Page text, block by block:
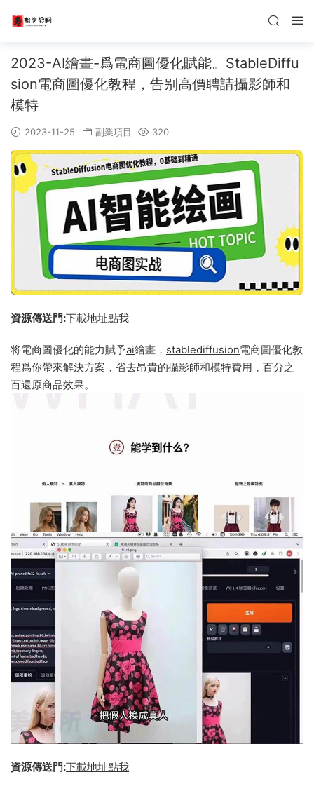
2023-AI繪畫-爲電商圖優化賦能。StableDiffu
sion電商圖優化教程，告别高價聘請攝影師和
模特
2023-11-25 副業項目 320
資源傳送門:下載地址點我
将電商圖優化的能力賦予ai繪畫， stablediffusion電商圖優化教
程爲你帶來解決方案，省去昂貴的攝影師和模特費用，百分之
百還原商品效果。
資源傳送門:下載地址點我